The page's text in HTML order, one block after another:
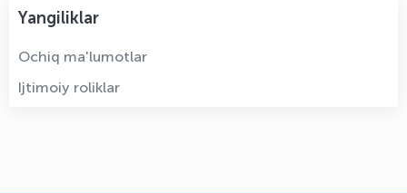
Yangiliklar
Ochiq ma'lumotlar
Ijtimoiy roliklar